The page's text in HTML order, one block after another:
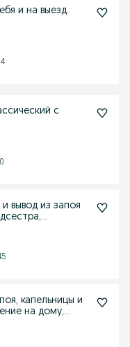
и на выезд.
с
вывод из запоя
капельницы и
на дому,